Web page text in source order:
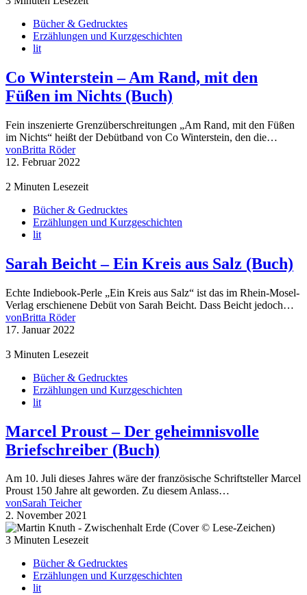
Bücher & Gedrucktes
Erzählungen und Kurzgeschichten
lit
Co Winterstein – Am Rand, mit den
Füßen im Nichts (Buch)
Fein inszenierte Grenzüberschreitungen „Am Rand, mit den Füßen
im Nichts“ heißt der Debütband von Co Winterstein, den die…
vonBritta Röder
12. Februar 2022
2 Minuten Lesezeit
Bücher & Gedrucktes
Erzählungen und Kurzgeschichten
lit
Sarah Beicht – Ein Kreis aus Salz (Buch)
Echte Indiebook-Perle „Ein Kreis aus Salz“ ist das im Rhein-Mosel-
Verlag erschienene Debüt von Sarah Beicht. Dass Beicht jedoch…
vonBritta Röder
17. Januar 2022
3 Minuten Lesezeit
Bücher & Gedrucktes
Erzählungen und Kurzgeschichten
lit
Marcel Proust – Der geheimnisvolle
Briefschreiber (Buch)
Am 10. Juli dieses Jahres wäre der französische Schriftsteller Marcel
Proust 150 Jahre alt geworden. Zu diesem Anlass…
vonSarah Teicher
2. November 2021
3 Minuten Lesezeit
Bücher & Gedrucktes
Erzählungen und Kurzgeschichten
lit